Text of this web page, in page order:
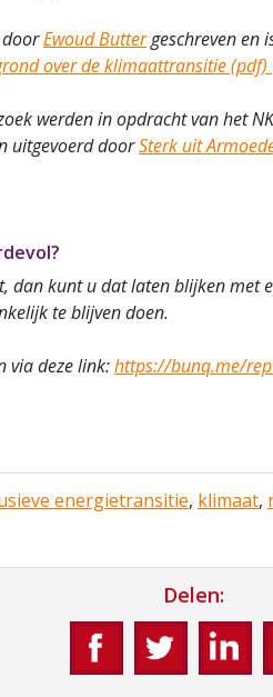
doorEwoud Buttergeschreven en
over de klimaattransitie (pdf)
werden in opdracht van het
uitgevoerd doorSterk uit
dan kunt u dat laten blijken met
te blijven doen.
via deze link:https://bunq.me/
energietransitie, klimaat,
Delen: